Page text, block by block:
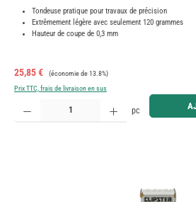
Tondeuse pratique pour travaux de précision
Extrêmement légère avec seulement 120 grammes
Hauteur de coupe de 0,3 mm
Prix de vente :
25,85 € Prix régulier :
(économie de 13.8%)
Prix TTC, frais de livraison en sus
Quantité de produit : Entrez la quantité souhaitée ou
pc